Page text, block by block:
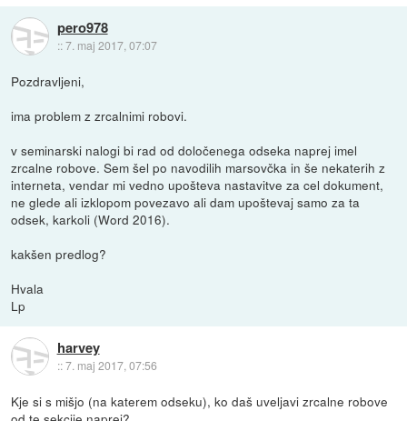
pero978
::7. maj 2017, 07:07
Pozdravljeni,
ima problem z zrcalnimi robovi.
v seminarski nalogi bi rad od določenega odseka naprej imel
zrcalne robove. Sem šel po navodilih marsovčka in še nekaterih z
interneta, vendar mi vedno upošteva nastavitve za cel dokument,
ne glede ali izklopom povezavo ali dam upoštevaj samo za ta
odsek, karkoli (Word 2016).
kakšen predlog?
Hvala
Lp
harvey
::7. maj 2017, 07:56
Kje si s mišjo (na katerem odseku), ko daš uveljavi zrcalne robove